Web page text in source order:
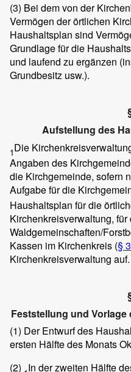
(3) Bei dem von der
Vermögen der örtlichen
Haushaltsplan sind
Grundlage für die
und laufend zu ergänzen
Grundbesitz usw.).
Aufstellung des
1Die
Angaben des
die Kirchgemeinde, sofern
Aufgabe für die
Haushaltsplan für die
Kirchenkreisverwaltung, für
Waldgemeinschaften/
Kassen im Kirchenkreis (§
Kirchenkreisverwaltung auf.
Feststellung und
(1) Der Entwurf des
ersten Hälfte des Monats
(2) In der zweiten Hälfte